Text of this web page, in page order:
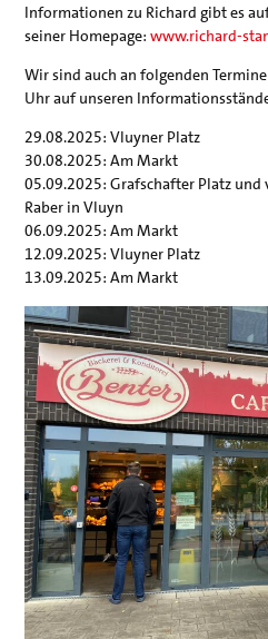
Informationen zu Richard gibt es
seiner Homepage:www.richard-
Wir sind auch an folgenden
Uhr auf unseren
29.08.2025: Vluyner Platz
30.08.2025: Am Markt
05.09.2025: Grafschafter Platz und
Raber in Vluyn
06.09.2025: Am Markt
12.09.2025: Vluyner Platz
13.09.2025: Am Markt